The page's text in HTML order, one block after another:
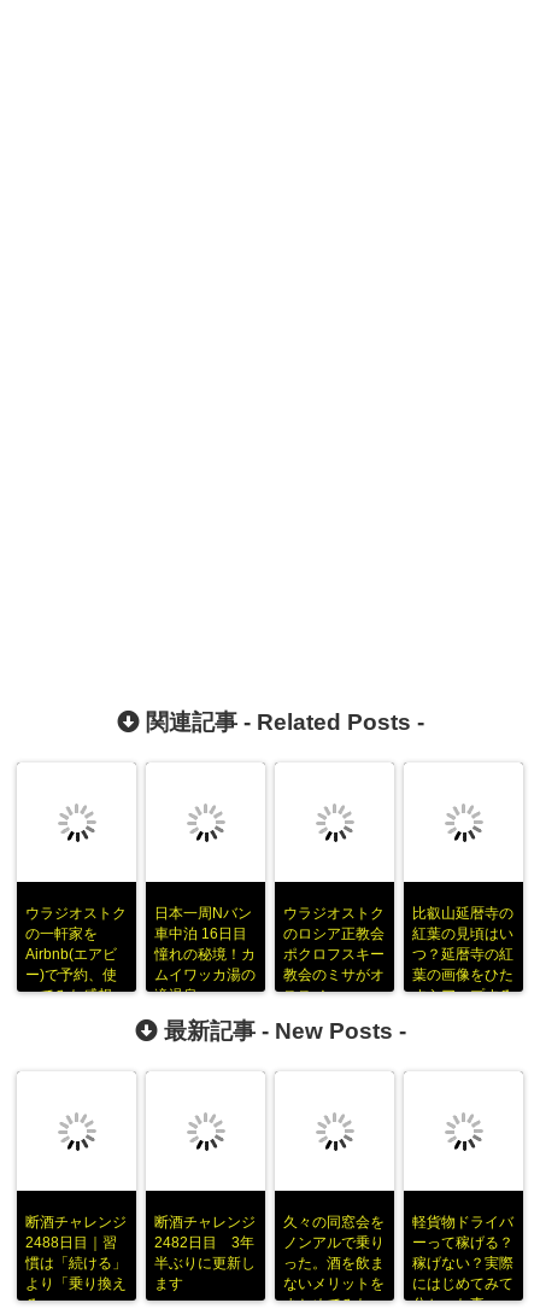
関連記事 - Related Posts -
ウラジオストク
の一軒家を
Airbnb(エアビ
ー)で予約、使
ってみた感想
日本一周Nバン
車中泊 16日目
憧れの秘境！カ
ムイワッカ湯の
滝温泉
ウラジオストク
のロシア正教会
ポクロフスキー
教会のミサがオ
ススメ
比叡山延暦寺の
紅葉の見頃はい
つ？延暦寺の紅
葉の画像をひた
すらアップする
最新記事 - New Posts -
断酒チャレンジ
2488日目｜習
慣は「続ける」
より「乗り換え
る」
断酒チャレンジ
2482日目 3年
半ぶりに更新し
ます
久々の同窓会を
ノンアルで乗り
った。酒を飲ま
ないメリットを
まとめてみた
軽貨物ドライバ
ーって稼げる？
稼げない？実際
にはじめてみて
分かった事